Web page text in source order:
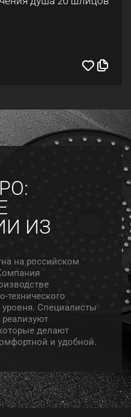
ИЗ
на российском
технического
Специалисты
реализуют
делают
и удобной.